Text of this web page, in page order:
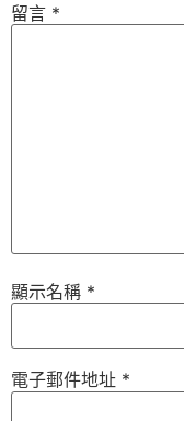
留言 *
顯示名稱 *
電子郵件地址 *